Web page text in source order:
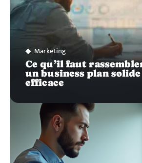
Marketing
Ce qu’il faut
un business plan
efficace